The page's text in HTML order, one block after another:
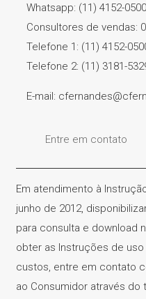
Whatsapp: (11) 4152-0500
Consultores de vendas:
Telefone 1: (11) 4152-
Telefone 2: (11) 3181-
E-mail:
Entre em contato
Em atendimento à
junho de 2012,
para consulta e download
obter as Instruções de
custos, entre em contato
ao Consumidor através do